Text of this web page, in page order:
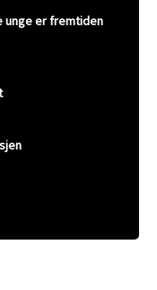
unge er fremtiden